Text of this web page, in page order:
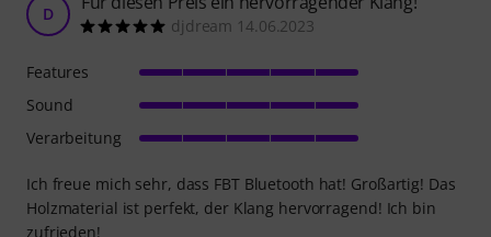
D
djdream 14.06.2023
Ich freue mich sehr, dass FBT Bluetooth hat! Großartig! Das
Holzmaterial ist perfekt, der Klang hervorragend! Ich bin
zufrieden!
Features
Sound
Verarbeitung